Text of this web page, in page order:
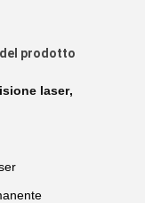
prodotto
laser,